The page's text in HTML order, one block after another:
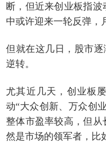
断，但近来创业板指波
中或许迎来一轮反弹，
但就在这几日，股市
逆转。
尤其近几天，创业板
动“大众创新、万众创
整体市盈率较高，但
然是市场的领军者，比